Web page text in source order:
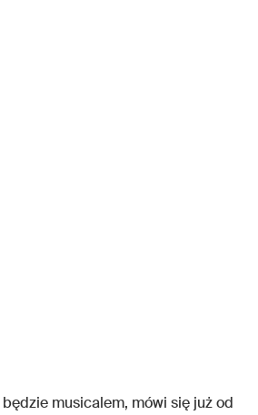
będzie musicalem, mówi się już od